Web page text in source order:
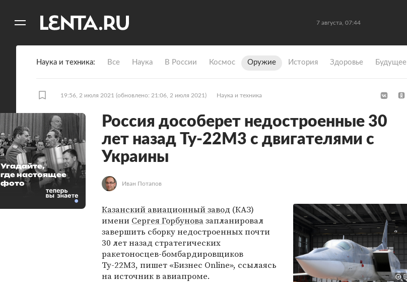
7 августа, 07:44
Наука и техника Все Наука В России Космос Оружие История Здоровье Будущее
19:56, 2 июля 2021 (обновлено: 21:06, 2 июля 2021) Наука и техника
Россия дособерет недостроенные 30
лет назад Ту-22М3 с двигателями с
Украины
Иван Потапов
Казанский авиационный завод (КАЗ)
имени Сергея Горбуновазапланировал
завершить сборку недостроенных почти
30 лет назад стратегических
ракетоносцев-бомбардировщиков
Ту-22М3, пишет «Бизнес Online», ссылаясь
на источник в авиапроме.
Угадайте,
где настоящее
фото